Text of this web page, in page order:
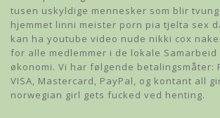
tusen uskyldige mennesker som blir
hjemmet linni meister porn pia tjelta sex
kan ha youtube video nude nikki cox
for alle medlemmer i de lokale Samarbeid
økonomi. Vi har følgende betalingsmåter:
VISA, Mastercard, PayPal, og kontant all
norwegian girl gets fucked ved henting.